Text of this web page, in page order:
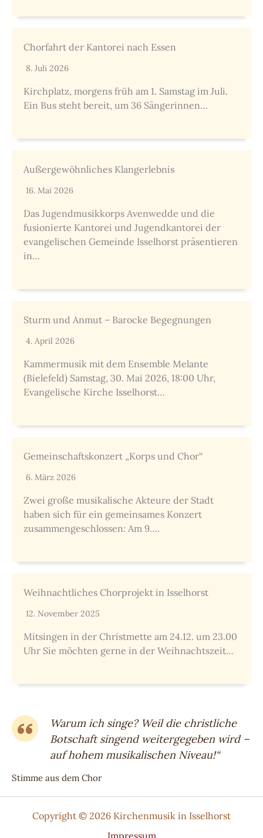
Chorfahrt der Kantorei nach Essen
8. Juli 2026
Kirchplatz, morgens früh am 1. Samstag im Juli.
Ein Bus steht bereit, um 36 Sängerinnen…
Außergewöhnliches Klangerlebnis
16. Mai 2026
Das Jugendmusikkorps Avenwedde und die
fusionierte Kantorei und Jugendkantorei der
evangelischen Gemeinde Isselhorst präsentieren
in…
Sturm und Anmut – Barocke Begegnungen
4. April 2026
Kammermusik mit dem Ensemble Melante
(Bielefeld) Samstag, 30. Mai 2026, 18:00 Uhr,
Evangelische Kirche Isselhorst…
Gemeinschaftskonzert „Korps und Chor“
6. März 2026
Zwei große musikalische Akteure der Stadt
haben sich für ein gemeinsames Konzert
zusammengeschlossen: Am 9….
Weihnachtliches Chorprojekt in Isselhorst
12. November 2025
Mitsingen in der Christmette am 24.12. um 23.00
Uhr Sie möchten gerne in der Weihnachtszeit…
Warum ich singe? Weil die christliche
Botschaft singend weitergegeben wird –
auf hohem musikalischen Niveau!“
Stimme aus dem Chor
Copyright © 2026 Kirchenmusik in Isselhorst
Impressum